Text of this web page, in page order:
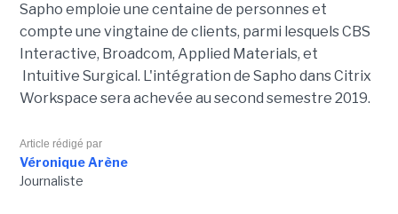
Sapho emploie une centaine de personnes et
compte une vingtaine de clients, parmi lesquels CBS
Interactive, Broadcom, Applied Materials, et
Intuitive Surgical. L'intégration de Sapho dans Citrix
Workspace sera achevée au second semestre 2019.
Article rédigé par
Véronique Arène
Journaliste